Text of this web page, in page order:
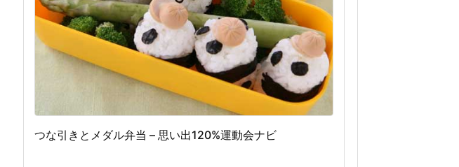
つな引きとメダル弁当 – 思い出120%運動会ナビ